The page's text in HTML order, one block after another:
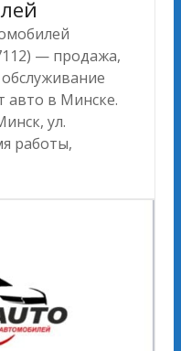
— продажа,
авто в Минске.
ул.
работы,